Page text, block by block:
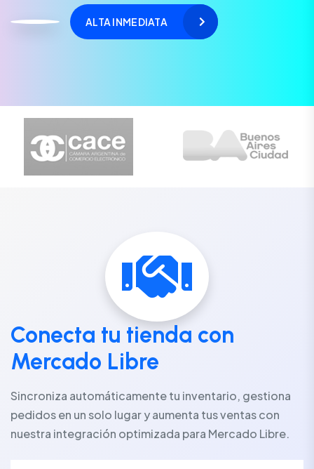
ALTA INMEDIATA
Conecta tu tienda con
Mercado Libre
Sincroniza automáticamente tu inventario, gestiona
pedidos en un solo lugar y aumenta tus ventas con
nuestra integración optimizada para Mercado Libre.